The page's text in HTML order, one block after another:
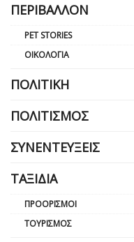
ΠΕΡΙΒΆΛΛΟΝ
PET STORIES
ΟΙΚΟΛΟΓΊΑ
ΠΟΛΙΤΙΚΉ
ΠΟΛΙΤΙΣΜΌΣ
ΣΥΝΕΝΤΕΎΞΕΙΣ
ΤΑΞΊΔΙΑ
ΠΡΟΟΡΙΣΜΟΊ
ΤΟΥΡΙΣΜΌΣ